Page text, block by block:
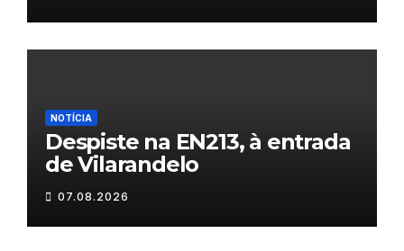
NOTÍCIA
Despiste na EN213, à entrada
de Vilarandelo
07.08.2026